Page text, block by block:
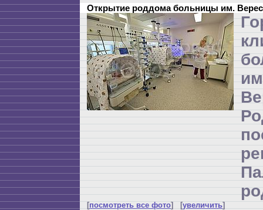
Открытие роддома больницы им.
[посмотреть все фото] [увеличить]